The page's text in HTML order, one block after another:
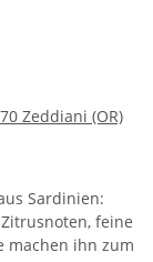
Zeddiani (OR)
Sardinien:
feine
machen ihn zum